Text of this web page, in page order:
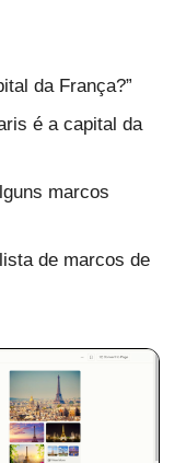
da França?”
é a capital da
marcos
de marcos de